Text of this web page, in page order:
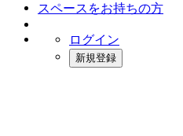
スペースをお持ちの方
ログイン
新規登録